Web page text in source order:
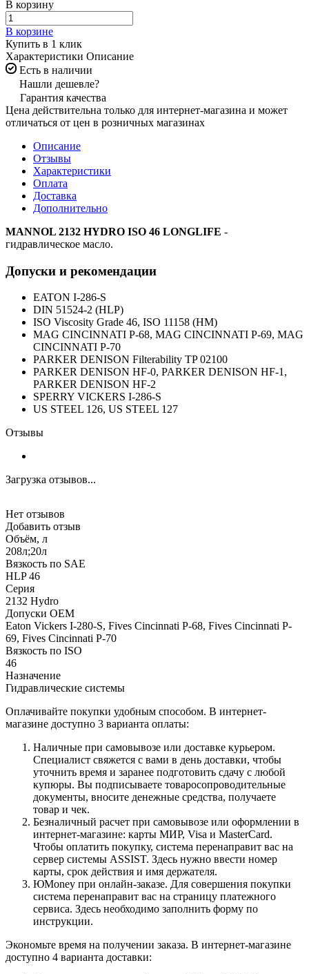
В корзину
В корзине
Купить в 1 клик
Характеристики Описание
Есть в наличии
Нашли дешевле?
Гарантия качества
Цена действительна только для интернет-магазина и может
отличаться от цен в розничных магазинах
Описание
Отзывы
Характеристики
Оплата
Доставка
Дополнительно
MANNOL 2132 HYDRO ISO 46 LONGLIFE -
гидравлическое масло.
Допуски и рекомендации
EATON I-286-S
DIN 51524-2 (HLP)
ISO Viscosity Grade 46, ISO 11158 (HM)
MAG CINCINNATI P-68, MAG CINCINNATI P-69, MAG
CINCINNATI P-70
PARKER DENISON Filterability TP 02100
PARKER DENISON HF-0, PARKER DENISON HF-1,
PARKER DENISON HF-2
SPERRY VICKERS I-286-S
US STEEL 126, US STEEL 127
Отзывы
Загрузка отзывов...
Нет отзывов
Добавить отзыв
Объём, л
208л;20л
Вязкость по SAE
HLP 46
Серия
2132 Hydro
Допуски OEM
Eaton Vickers I-280-S, Fives Cincinnati P-68, Fives Cincinnati P-
69, Fives Cincinnati P-70
Вязкость по ISO
46
Назначение
Гидравлические системы
Оплачивайте покупки удобным способом. В интернет-
магазине доступно 3 варианта оплаты:
Наличные при самовывозе или доставке курьером.
Специалист свяжется с вами в день доставки, чтобы
уточнить время и заранее подготовить сдачу с любой
купюры. Вы подписываете товаросопроводительные
документы, вносите денежные средства, получаете
товар и чек.
Безналичный расчет при самовывозе или оформлении в
интернет-магазине: карты МИР, Visa и MasterCard.
Чтобы оплатить покупку, система перенаправит вас на
сервер системы ASSIST. Здесь нужно ввести номер
карты, срок действия и имя держателя.
ЮMoney при онлайн-заказе. Для совершения покупки
система перенаправит вас на страницу платежного
сервиса. Здесь необходимо заполнить форму по
инструкции.
Экономьте время на получении заказа. В интернет-магазине
доступно 4 варианта доставки: